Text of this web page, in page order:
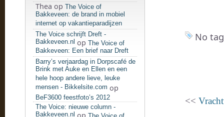
Thea op The Voice of
Bakkeveen: de brand in mobiel
internet op vakantieparadijzen
The Voice schrijft Dreft -
Bakkeveen.nl op The Voice of
Bakkeveen: Een brief naar Dreft
Barry’s verjaardag in Dorpscafé de
Brink met Auke en Ellen en een
hele hoop andere lieve, leuke
mensen - Bikkelsite.com op
BeF3600 feestfoto’s 2012
The Voice: nieuwe column -
No
<<